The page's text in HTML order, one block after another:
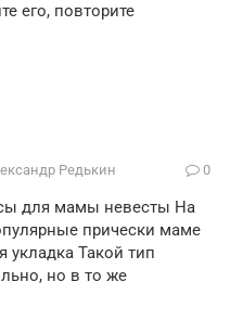
его, повторите
Редькин 0
для мамы невесты На
прически маме
укладка Такой тип
но в то же